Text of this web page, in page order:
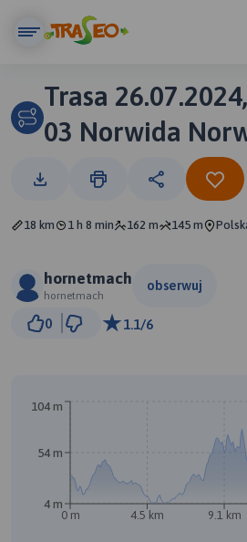
Trasa 26.07.2024,
03 Norwida
18 km 1 h 8 min 162 m 145 m
hornetmach
hornetmach
obserwuj
0 1.1/6
0 m 4.5 km 9.1 km
4 m
54 m
104 m